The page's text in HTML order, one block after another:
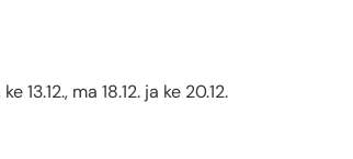
13.12., ma 18.12. ja ke 20.12.